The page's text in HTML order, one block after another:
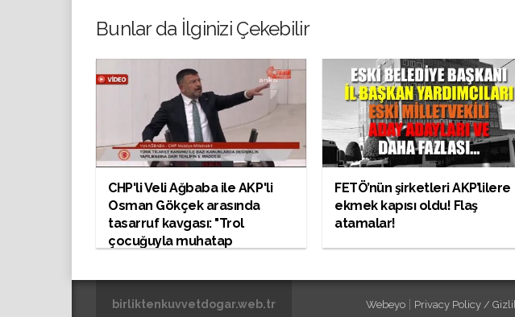
Bunlar da İlginizi Çekebilir
CHP'li Veli Ağbaba ile AKP'li
Osman Gökçek arasında
tasarruf kavgası: "Trol
çocuğuyla muhatap
FETÖ’nün şirketleri AKP’lilere
ekmek kapısı oldu! Flaş
atamalar!
birliktenkuvvetdogar.web.tr Webeyo| Privacy Policy /